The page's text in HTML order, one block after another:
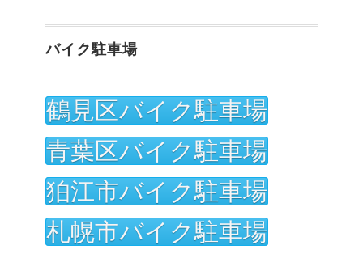
バイク駐車場
鶴見区バイク駐車場
青葉区バイク駐車場
狛江市バイク駐車場
札幌市バイク駐車場